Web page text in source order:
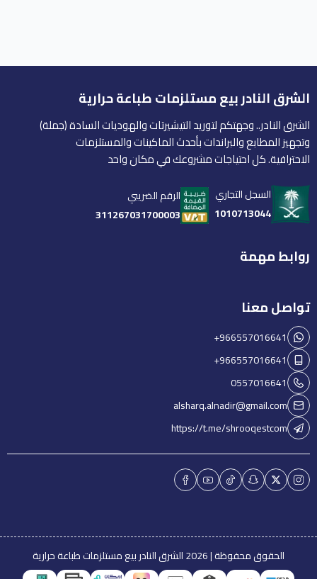
الشرق النادر بيع مستلزمات طباعة حرارية
الشرق النادر.. وجهتكم لتوريد التيشيرتات والهوديات السادة (جملة)
وتجهيز المطابع والبراندات بأحدث الماكينات والمستلزمات
الاحترافية. كل احتياجات مشروعك في مكان واحد
السجل التجاري
1010713044
الرقم الضريبي
311267031700003
روابط مهمة
تواصل معنا
+966557016641
+966557016641
0557016641
alsharq.alnadir@gmail.com
https://t.me/shrooqestcom
الحقوق محفوظة | 2026 الشرق النادر بيع مستلزمات طباعة حرارية